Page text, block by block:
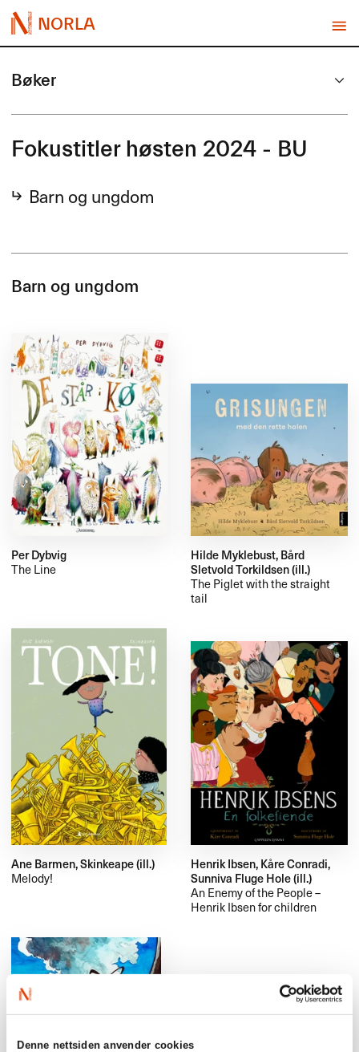
Denne nettsiden anvender cookies
NORLA
Bøker
Fokustitler høsten 2024 - BU
Barn og ungdom
Barn og ungdom
Per Dybvig
The Line
Hilde Myklebust, Bård
Sletvold Torkildsen (ill.)
The Piglet with the straight
tail
Ane Barmen, Skinkeape (ill.)
Melody!
Henrik Ibsen, Kåre Conradi,
Sunniva Fluge Hole (ill.)
An Enemy of the People –
Henrik Ibsen for children